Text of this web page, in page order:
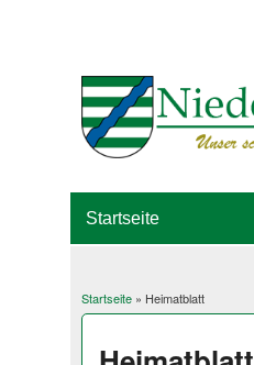
Sie sind hier
Startseite» Heimatblatt